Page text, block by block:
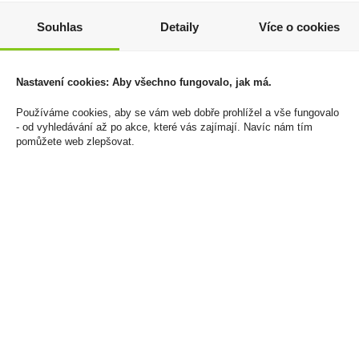
Sauvignon Pozdní sběr
0,187l Znovín Znojmo
49 Kč
Skladem:100 - 500 ks
Božkov Bílý 1l 30%
Cena za:
Souhlas Detaily Více o cookies
Nastavení cookies: Aby všechno fungovalo, jak má.
Používáme cookies, aby se vám web dobře prohlížel a vše fungovalo
- od vyhledávání až po akce, které vás zajímají. Navíc nám tím
pomůžete web zlepšovat.